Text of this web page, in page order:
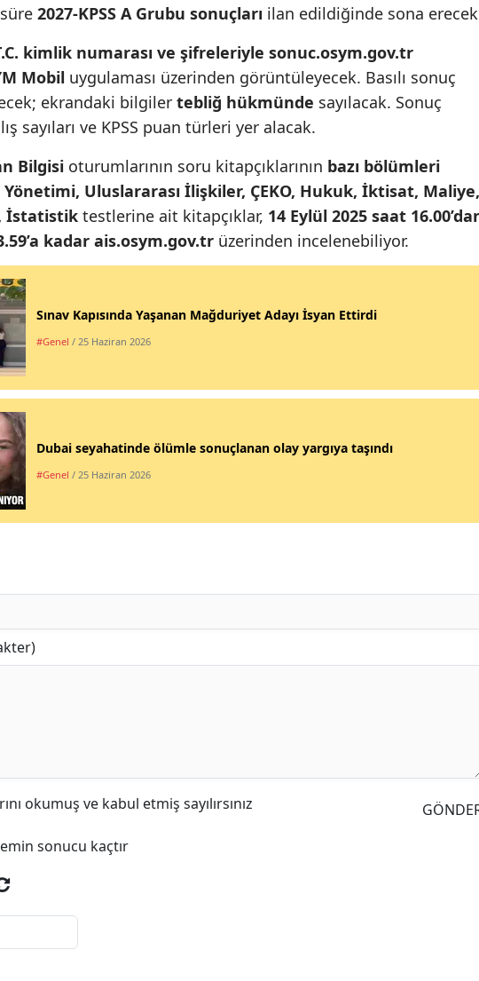
2027-KPSS A Grubu sonuçları ilan edildiğinde sona
kimlik numarası ve şifreleriyle sonuc.osym.gov.tr
Mobil uygulaması üzerinden görüntüleyecek. Basılı sonuç
ekrandaki bilgiler tebliğ hükmünde sayılacak. Sonuç
sayıları ve KPSS puan türleri yer alacak.
Bilgisi oturumlarının soru kitapçıklarının bazı bölümleri
Uluslararası İlişkiler, ÇEKO, Hukuk, İktisat, Maliye,
İstatistik testlerine ait kitapçıklar, 14 Eylül 2025 saat
kadar ais.osym.gov.tr üzerinden incelenebiliyor.
Sınav Kapısında Yaşanan Mağduriyet Adayı İsyan Ettirdi
#Genel / 25 Haziran 2026
Dubai seyahatinde ölümle sonuçlanan olay yargıya taşındı
#Genel / 25 Haziran 2026
okumuş ve kabul etmiş sayılırsınız
sonucu kaçtır